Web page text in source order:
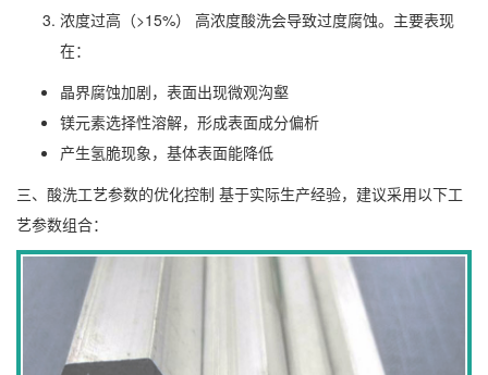
浓度过高（>15%） 高浓度酸洗会导致过度腐蚀。主要表现
在：
晶界腐蚀加剧，表面出现微观沟壑
镁元素选择性溶解，形成表面成分偏析
产生氢脆现象，基体表面能降低
三、酸洗工艺参数的优化控制 基于实际生产经验，建议采用以下工
艺参数组合：